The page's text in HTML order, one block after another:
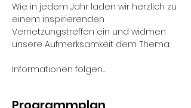
Wie in jedem Jahr laden wir herzlich zu
einem inspirierenden
Vernetzungstreffen ein und widmen
unsere Aufmerksamkeit dem Thema:
Informationen folgen....